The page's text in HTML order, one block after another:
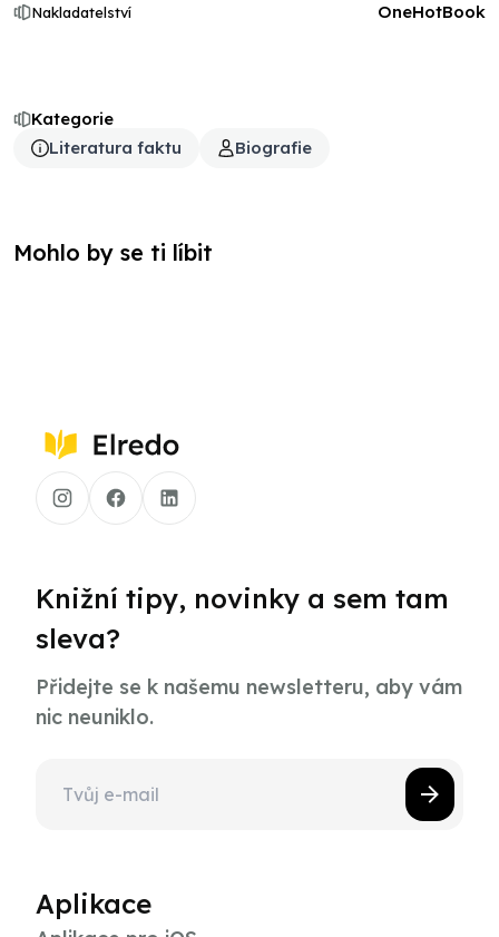
Kategorie
Literatura faktu
Biografie
Nakladatelství OneHotBook
Mohlo by se ti líbit
Knižní tipy, novinky a sem tam
sleva?
Přidejte se k našemu newsletteru, aby vám
nic neuniklo.
Aplikace